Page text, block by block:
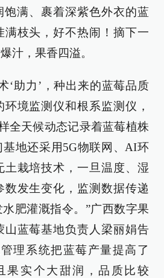
满、裹着深紫色外衣的蓝
满枝头，好不热闹！摘下一
汁，果香四溢。
‘助力’，种出来的蓝莓品质
境监测仪和根系监测仪，
全天候动态记录着蓝莓植株
地还采用5G物联网、AI环
土栽培技术，一旦温度、湿
数发生变化，监测数据传递
肥灌溉指令。”广西数字果
山蓝莓基地负责人梁丽娟告
理系统把蓝莓产量提高了
果实个大甜润，品质比较